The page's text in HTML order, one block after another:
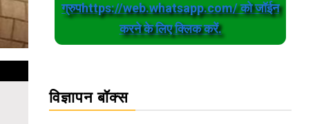
ग्रुपhttps://web.whatsapp.com/ को जॉईन
करने के लिए क्लिक करें.
विज्ञापन बॉक्स